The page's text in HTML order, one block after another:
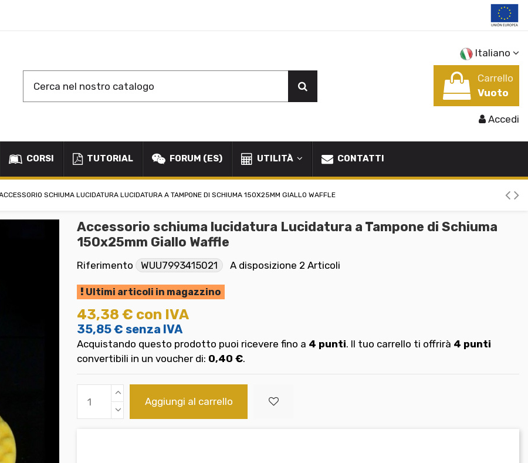
Italiano
Carrello
Vuoto
Accedi
CORSI TUTORIAL FORUM (ES) UTILITÀ CONTATTI
SCHIUMA LUCIDATURA LUCIDATURA A TAMPONE DI SCHIUMA 150X25MM GIALLO WAFFLE
Accessorio schiuma lucidatura Lucidatura a Tampone di Schiuma
150x25mm Giallo Waffle
Riferimento WUU7993415021 A disposizione 2 Articoli
Ultimi articoli in magazzino
43,38 € con IVA
35,85 € senza IVA
Acquistando questo prodotto puoi ricevere fino a 4 punti. Il tuo carrello ti offrirà 4 punti
convertibili in un voucher di: 0,40 €.
Aggiungi al carrello